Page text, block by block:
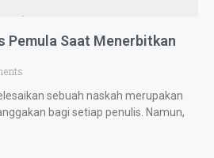
Pemula Saat Menerbitkan
sebuah naskah merupakan
bagi setiap penulis. Namun,